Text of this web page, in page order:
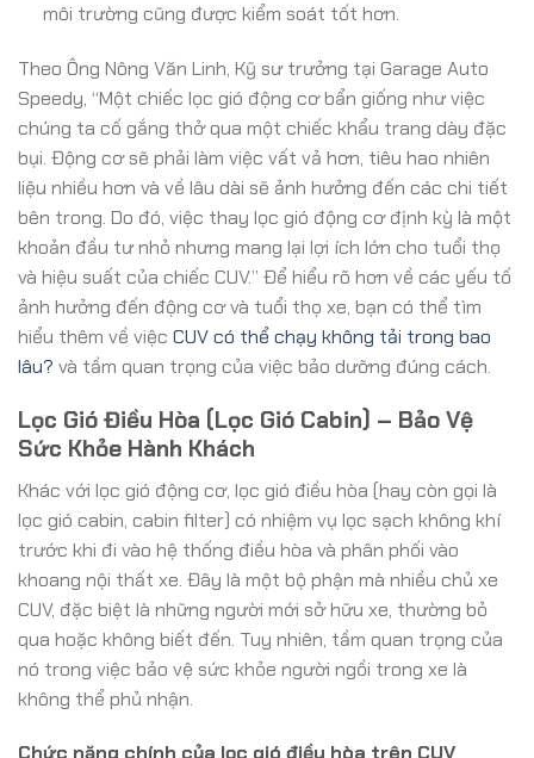
môi trường cũng được kiểm soát tốt hơn.
Theo Ông Nông Văn Linh, Kỹ sư trưởng tại Garage Auto
Speedy, “Một chiếc lọc gió động cơ bẩn giống như việc
chúng ta cố gắng thở qua một chiếc khẩu trang dày đặc
bụi. Động cơ sẽ phải làm việc vất vả hơn, tiêu hao nhiên
liệu nhiều hơn và về lâu dài sẽ ảnh hưởng đến các chi tiết
bên trong. Do đó, việc thay lọc gió động cơ định kỳ là một
khoản đầu tư nhỏ nhưng mang lại lợi ích lớn cho tuổi thọ
và hiệu suất của chiếc CUV.” Để hiểu rõ hơn về các yếu tố
ảnh hưởng đến động cơ và tuổi thọ xe, bạn có thể tìm
hiểu thêm về việc CUV có thể chạy không tải trong bao
lâu? và tầm quan trọng của việc bảo dưỡng đúng cách.
Lọc Gió Điều Hòa (Lọc Gió Cabin) – Bảo Vệ
Sức Khỏe Hành Khách
Khác với lọc gió động cơ, lọc gió điều hòa (hay còn gọi là
lọc gió cabin, cabin filter) có nhiệm vụ lọc sạch không khí
trước khi đi vào hệ thống điều hòa và phân phối vào
khoang nội thất xe. Đây là một bộ phận mà nhiều chủ xe
CUV, đặc biệt là những người mới sở hữu xe, thường bỏ
qua hoặc không biết đến. Tuy nhiên, tầm quan trọng của
nó trong việc bảo vệ sức khỏe người ngồi trong xe là
không thể phủ nhận.